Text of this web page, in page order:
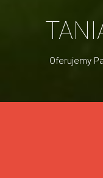
Oferujemy